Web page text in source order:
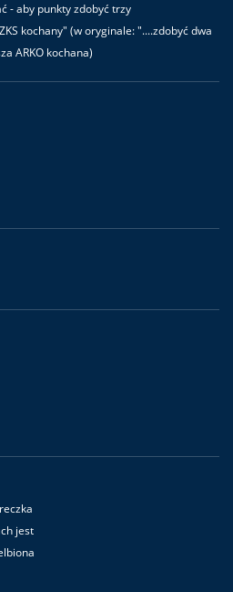
- aby punkty zdobyć trzy
kochany" (w oryginale: "....zdobyć dwa
ARKO kochana)
jest